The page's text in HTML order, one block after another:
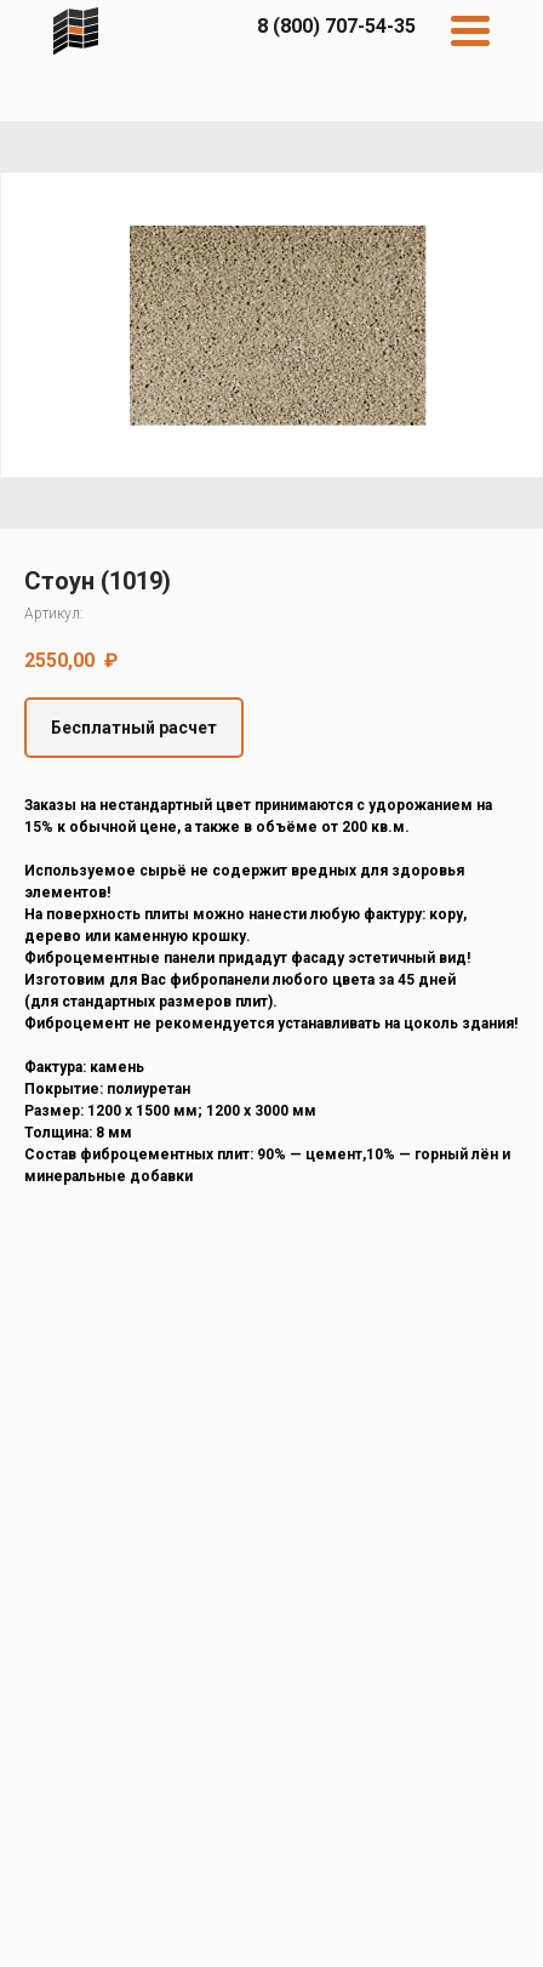
8 (800) 707-54-35
Бетэко
Фибратек
Бесплатный
расчет
Контакты
Дисконт
Fibraplank
Стоун (1019)
Артикул:
2550,00 ₽
Бесплатный расчет
Заказы на нестандартный цвет принимаются с удорожанием на
15% к обычной цене, а также в объёме от 200 кв.м.
Используемое сырьё не содержит вредных для здоровья
элементов!
На поверхность плиты можно нанести любую фактуру: кору,
дерево или каменную крошку.
Фиброцементные панели придадут фасаду эстетичный вид!
Изготовим для Вас фибропанели любого цвета за 45 дней
(для стандартных размеров плит).
Фиброцемент не рекомендуется устанавливать на цоколь здания!
Фактура: камень
Покрытие: полиуретан
Размер: 1200 х 1500 мм; 1200 х 3000 мм
Толщина: 8 мм
Состав фиброцементных плит: 90% — цемент,10% — горный лён и
минеральные добавки